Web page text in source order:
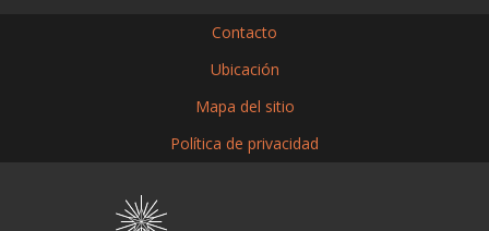
Contacto
Ubicación
Mapa del sitio
Política de privacidad